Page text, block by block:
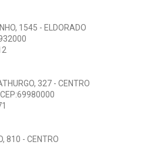
1545 - ELDORADO
327 - CENTRO
810 - CENTRO